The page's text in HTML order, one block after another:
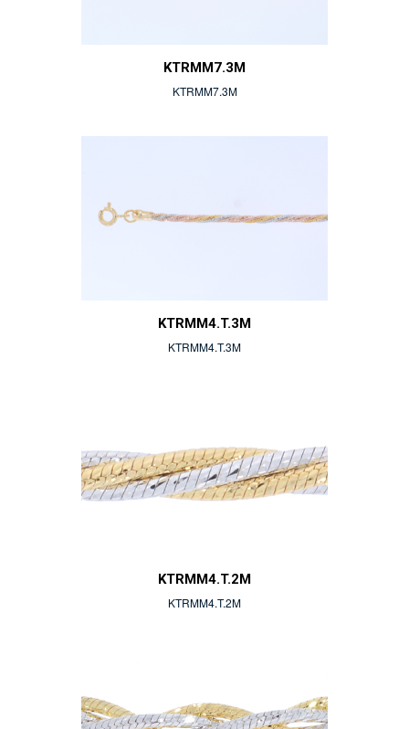
KTRMM7.3M
KTRMM7.3M
KTRMM4.T.3M
KTRMM4.T.3M
KTRMM4.T.2M
KTRMM4.T.2M